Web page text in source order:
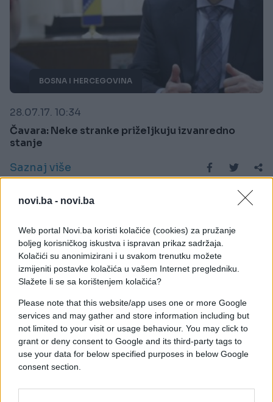
novi.ba - novi.ba
Web portal Novi.ba koristi kolačiće (cookies) za pružanje
boljeg korisničkog iskustva i ispravan prikaz sadržaja.
Kolačići su anonimizirani i u svakom trenutku možete
izmijeniti postavke kolačića u vašem Internet pregledniku.
Slažete li se sa korištenjem kolačića?
Please note that this website/app uses one or more Google
services and may gather and store information including but
not limited to your visit or usage behaviour. You may click to
grant or deny consent to Google and its third-party tags to
use your data for below specified purposes in below Google
consent section.
BOSNA I HERCEGOVINA
28.07.17. 10:34
Čavara: Neke stranke priželjkuju izvanredno
stanje
Saznaj više
BOSNA I HERCEGOVINA
17.07.17. 12:42